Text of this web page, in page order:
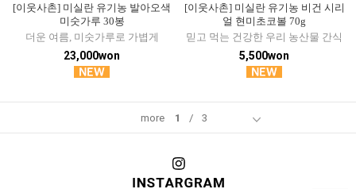
[이웃사촌] 미실란 유기농 발아오색
미숫가루 30봉
더운 여름, 미숫가루로 가볍게
23,000won
[이웃사촌] 미실란 유기농 비건 시리
얼 현미초코볼 70g
믿고 먹는 건강한 우리 농산물 간식
5,500won
more 1 / 3